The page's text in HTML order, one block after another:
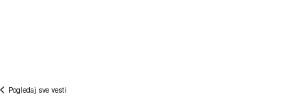
Pogledaj sve vesti